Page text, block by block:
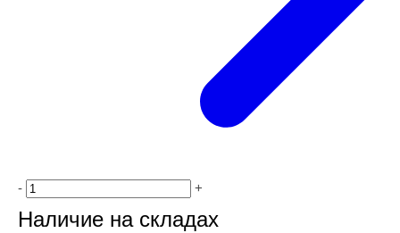
- +
Наличие на складах